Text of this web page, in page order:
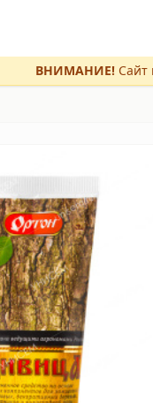
ВНИМАНИЕ! Сайт